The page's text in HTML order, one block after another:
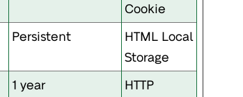
Cookie
Persistent
HTML Local
Storage
1 year
HTTP